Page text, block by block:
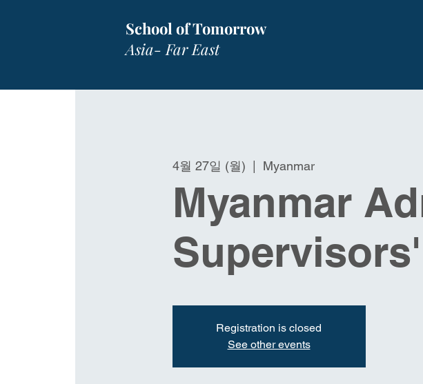
School of Tomorrow
Asia- Far East
4월 27일 (월) Myanmar
Myanmar
Registration is closed
See other events